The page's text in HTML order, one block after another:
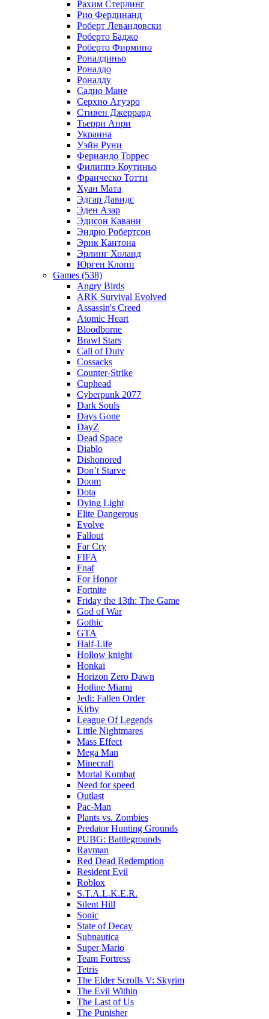
Рахим Стерлинг
Рио Фердинанд
Роберт Левандовски
Роберто Баджо
Роберто Фирмино
Роналдиньо
Роналдо
Роналду
Садио Мане
Серхио Агуэро
Стивен Джеррард
Тьерри Анри
Украина
Уэйн Руни
Фернандо Торрес
Филиппэ Коутиньо
Франческо Тотти
Хуан Мата
Эдгар Давидс
Эден Азар
Эдисон Кавани
Эндрю Робертсон
Эрик Кантона
Эрлинг Холанд
Юрген Клопп
Games (538)
Angry Birds
ARK Survival Evolved
Assassin's Creed
Atomic Heart
Bloodborne
Brawl Stars
Call of Duty
Cossacks
Counter-Strike
Cuphead
Cyberpunk 2077
Dark Souls
Days Gone
DayZ
Dead Space
Diablo
Dishonored
Don’t Starve
Doom
Dota
Dying Light
Elite Dangerous
Evolve
Fallout
Far Cry
FIFA
Fnaf
For Honor
Fortnite
Friday the 13th: The Game
God of War
Gothic
GTA
Half-Life
Hollow knight
Honkai
Horizon Zero Dawn
Hotline Miami
Jedi: Fallen Order
Kirby
League Of Legends
Little Nightmares
Mass Effect
Mega Man
Minecraft
Mortal Kombat
Need for speed
Outlast
Pac-Man
Plants vs. Zombies
Predator Hunting Grounds
PUBG: Battlegrounds
Rayman
Red Dead Redemption
Resident Evil
Roblox
S.T.A.L.K.E.R.
Silent Hill
Sonic
State of Decay
Subnautica
Super Mario
Team Fortress
Tetris
The Elder Scrolls V: Skyrim
The Evil Within
The Last of Us
The Punisher